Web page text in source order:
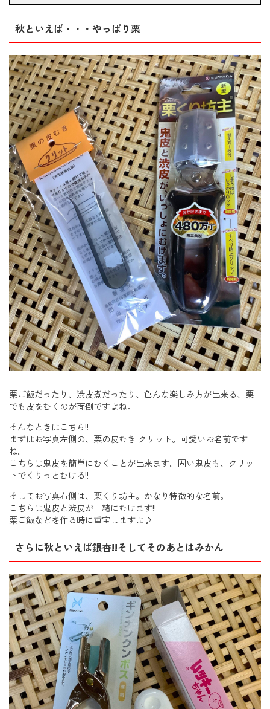
秋といえば・・・やっぱり栗
栗ご飯だったり、渋皮煮だったり、色んな楽しみ方が出来る、栗
でも皮をむくのが面倒ですよね。
そんなときはこちら!!
まずはお写真左側の、栗の皮むき クリット。可愛いお名前です
ね。
こちらは鬼皮を簡単にむくことが出来ます。固い鬼皮も、クリッ
トでくりっとむける!!
そしてお写真右側は、栗くり坊主。かなり特徴的な名前。
こちらは鬼皮と渋皮が一緒にむけます!!
栗ご飯などを作る時に重宝しますよ♪
さらに秋といえば銀杏!!そしてそのあとはみかん